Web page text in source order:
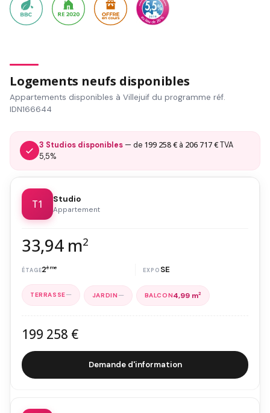
Logements neufs disponibles
Appartements disponibles à Villejuif du programme réf.
IDN166644
3 Studios disponibles — de 199 258 € à 206 717 €TVA
5,5%
T1 Studio
Appartement
33,94 m2
2ème SE
— — 4,99 m2
199 258 €
Demande d'information